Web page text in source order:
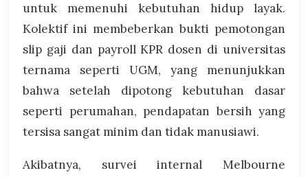
untuk memenuhi kebutuhan hidup layak.
Kolektif ini membeberkan bukti pemotongan
slip gaji dan payroll KPR dosen di universitas
ternama seperti UGM, yang menunjukkan
bahwa setelah dipotong kebutuhan dasar
seperti perumahan, pendapatan bersih yang
tersisa sangat minim dan tidak manusiawi.
Akibatnya, survei internal Melbourne